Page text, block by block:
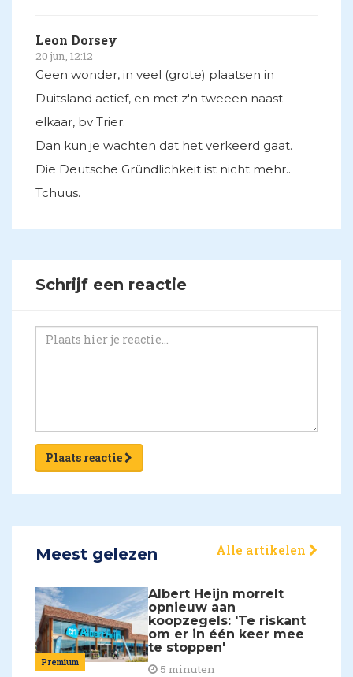
Leon Dorsey
20 jun, 12:12
Geen wonder, in veel (grote) plaatsen in
Duitsland actief, en met z'n tweeen naast
elkaar, bv Trier.
Dan kun je wachten dat het verkeerd gaat.
Die Deutsche Gründlichkeit ist nicht mehr..
Tchuus.
Schrijf een reactie
Plaats reactie
Meest gelezen Alle artikelen
Premium
Albert Heijn morrelt
opnieuw aan
koopzegels: 'Te riskant
om er in één keer mee
te stoppen'
5 minuten